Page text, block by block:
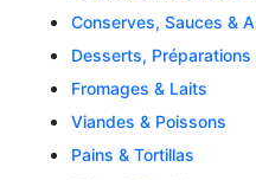
Conserves, Sauces &
Desserts, Préparations
Fromages & Laits
Viandes & Poissons
Pains & Tortillas